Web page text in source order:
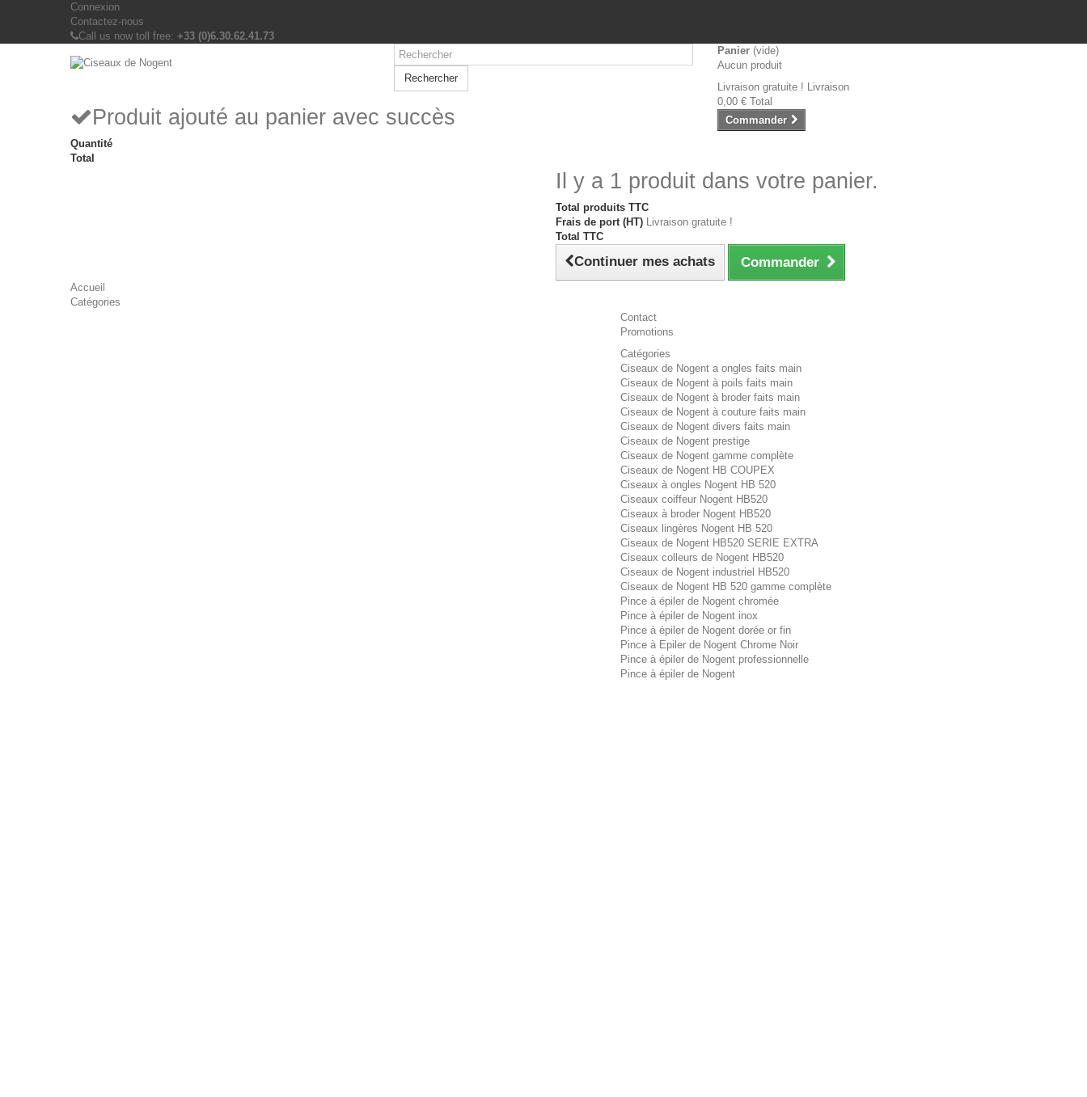
Connexion
Contactez-nous
Call us now toll free: +33 (0)6.30.62.41.73
Rechercher
Panier (vide)
Aucun produit
Livraison gratuite ! Livraison
0,00 € Total
Commander
Produit ajouté au panier avec succès
Quantité
Total
Il y a 1 produit dans votre panier.
Total produits TTC
Frais de port (HT) Livraison gratuite !
Total TTC
Continuer mes achats Commander
Accueil
Catégories
Contact
Promotions
Catégories
Ciseaux de Nogent a ongles faits main
Ciseaux de Nogent à poils faits main
Ciseaux de Nogent à broder faits main
Ciseaux de Nogent à couture faits main
Ciseaux de Nogent divers faits main
Ciseaux de Nogent prestige
Ciseaux de Nogent gamme complète
Ciseaux de Nogent HB COUPEX
Ciseaux à ongles Nogent HB 520
Ciseaux coiffeur Nogent HB520
Ciseaux à broder Nogent HB520
Ciseaux lingères Nogent HB 520
Ciseaux de Nogent HB520 SERIE EXTRA
Ciseaux colleurs de Nogent HB520
Ciseaux de Nogent industriel HB520
Ciseaux de Nogent HB 520 gamme complète
Pince à épiler de Nogent chromée
Pince à épiler de Nogent inox
Pince à épiler de Nogent dorée or fin
Pince à Epiler de Nogent Chrome Noir
Pince à épiler de Nogent professionnelle
Pince à épiler de Nogent